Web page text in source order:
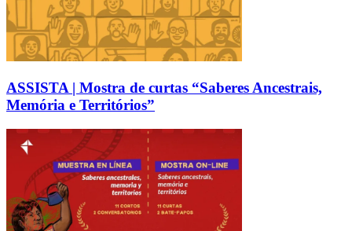
ASSISTA | Mostra de curtas “Saberes Ancestrais,
Memória e Territórios”